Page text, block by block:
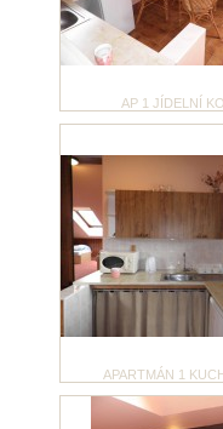
AP 1 JÍDELNÍ
APARTMÁN 1